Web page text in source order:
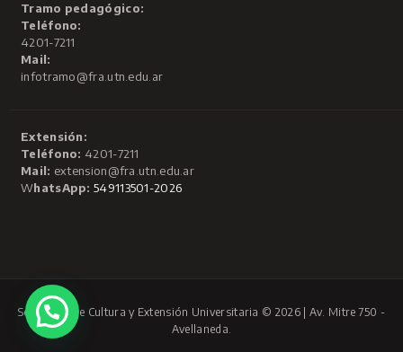
Tramo pedagógico:
Teléfono:
4201-7211
Mail:
infotramo@fra.utn.edu.ar
Extensión:
Teléfono: 4201-7211
Mail: extension@fra.utn.edu.ar
WhatsApp: 549113501-2026
Secretaría de Cultura y Extensión Universitaria © 2026 | Av. Mitre 750 -
Avellaneda.